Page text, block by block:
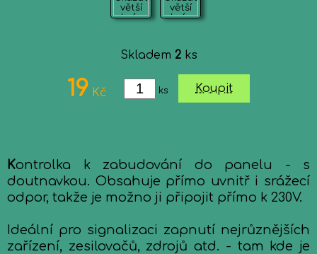
Skladem 2ks
19 Kč ks Koupit
Kontrolka k zabudování do panelu - s
doutnavkou. Obsahuje přímo uvnitř i srážecí
odpor, takže je možno ji připojit přímo k 230V.
Ideální pro signalizaci zapnutí nejrůznějších
zařízení, zesilovačů, zdrojů atd. - tam kde je